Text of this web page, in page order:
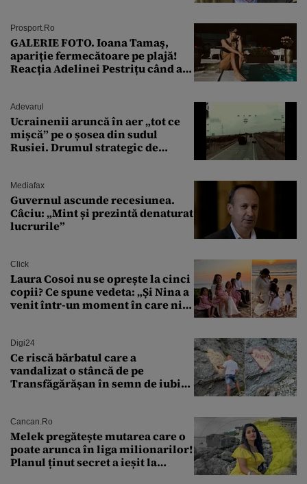
Prosport.ro
GALERIE FOTO. Ioana Tamaş,
apariție fermecătoare pe plajă!
Reacția Adelinei Pestrițu când a
Adevarul
Ucrainenii aruncă în aer „tot ce
mișcă” pe o șosea din sudul
Rusiei. Drumul strategic de
Mediafax
Guvernul ascunde recesiunea.
Câciu: „Mint și prezintă denaturat
lucrurile”
Click
Laura Cosoi nu se oprește la cinci
copii? Ce spune vedeta: „Și Nina a
venit într-un moment în care nici
Digi24
Ce riscă bărbatul care a
vandalizat o stâncă de pe
Transfăgărășan în semn de iubire
Cancan.ro
Melek pregătește mutarea care o
poate arunca în liga milionarilor!
Planul ținut secret a ieșit la